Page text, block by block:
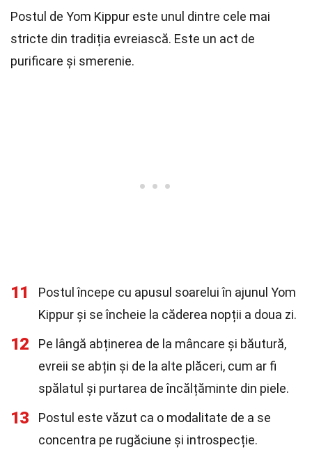
Postul de Yom Kippur este unul dintre cele mai
stricte din tradiția evreiască. Este un act de
purificare și smerenie.
11
Postul începe cu apusul soarelui în ajunul Yom
Kippur și se încheie la căderea nopții a doua zi.
12
Pe lângă abținerea de la mâncare și băutură,
evreii se abțin și de la alte plăceri, cum ar fi
spălatul și purtarea de încălțăminte din piele.
13
Postul este văzut ca o modalitate de a se
concentra pe rugăciune și introspecție.